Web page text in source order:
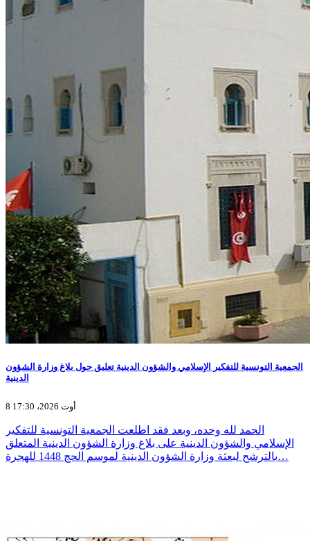
الجمعية التونسية للتفكير الإسلامي والشؤون الدينية تعليق حول بلاغ وزارة الشؤون
الدينية
8 أوت 2026، 17:30
الحمد لله وحده، وبعد فقد اطلعت الجمعية التونسية للتفكير
الإسلامي والشؤون الدينية على بلاغ وزارة الشؤون الدينية المتعلق
بالترشح لبعثة وزارة الشؤون الدينية لموسم الحج 1448 للهجرة…